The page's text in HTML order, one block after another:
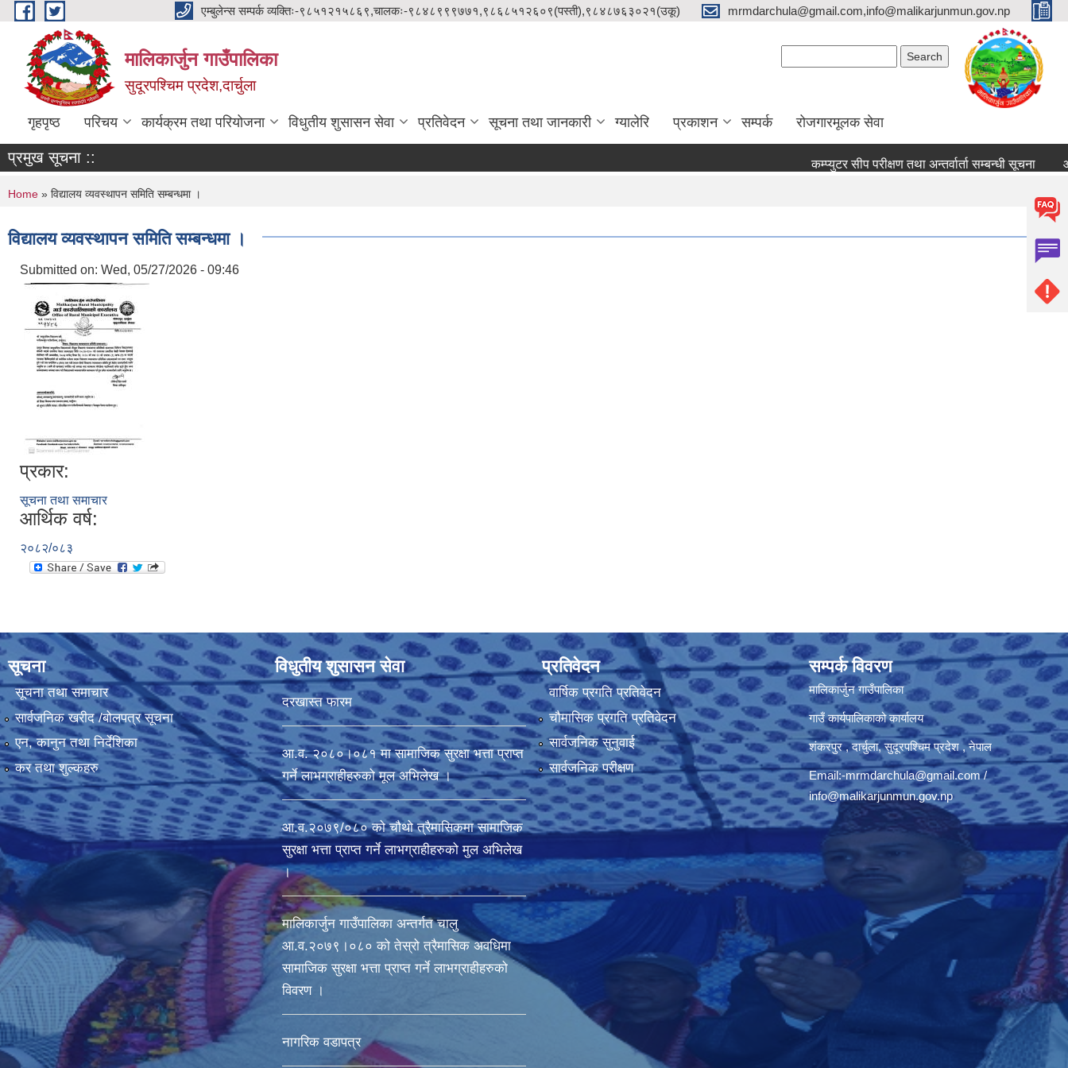
Skip to main content एम्बुलेन्स सम्पर्क व्यक्तिः-९८५१२१५८६९,चालकः-९८४८९९९७७१,९८६८५१२६०९(पस्ती),९८४८७६३०२१(उकू) mrmdarchula@gmail.com,info@malikarjunmun.gov.np
मालिकार्जुन गाउँपालिका
सुदूरपश्चिम प्रदेश,दार्चुला
गृहपृष्ठ परिचय कार्यक्रम तथा परियोजना विधुतीय शुसासन सेवा प्रतिवेदन सूचना तथा जानकारी ग्यालेरि प्रकाशन सम्पर्क रोजगारमूलक सेवा
प्रमुख सूचना :: कम्प्युटर सीप परीक्षण तथा अन्तर्वार्ता सम्बन्धी सूचना आ.व.
You are here
Home » विद्यालय व्यवस्थापन समिति सम्बन्धमा ।
विद्यालय व्यवस्थापन समिति सम्बन्धमा ।
Submitted on: Wed, 05/27/2026 - 09:46
प्रकार:
सूचना तथा समाचार
आर्थिक वर्ष:
२०८२/०८३
सूचना
सूचना तथा समाचार
सार्वजनिक खरीद /बोलपत्र सूचना
एन, कानुन तथा निर्देशिका
कर तथा शुल्कहरु
विधुतीय शुसासन सेवा
दरखास्त फारम
आ.व. २०८०।०८१ मा सामाजिक सुरक्षा भत्ता प्राप्त
गर्ने लाभग्राहीहरुको मूल अभिलेख ।
आ.व.२०७९/०८० को चौथो त्रैमासिकमा सामाजिक
सुरक्षा भत्ता प्राप्त गर्ने लाभग्राहीहरुको मुल अभिलेख
।
मालिकार्जुन गाउँपालिका अन्तर्गत चालु
आ‍.व.२०७९।०८० को तेस्रो त्रैमासिक अवधिमा
सामाजिक सुरक्षा भत्ता प्राप्त गर्ने लाभग्राहीहरुको
विवरण ।
नागरिक वडापत्र
प्रतिवेदन
वार्षिक प्रगति प्रतिवेदन
चौमासिक प्रगति प्रतिवेदन
सार्वजनिक सुनुवाई
सार्वजनिक परीक्षण
सम्पर्क विवरण
मालिकार्जुन गाउँपालिका
गाउँ कार्यपालिकाको कार्यालय
शंकरपुर , दार्चुला, सुदूरपश्चिम प्रदेश , नेपाल
Email:-mrmdarchula@gmail.com/
info@malikarjunmun.gov.np